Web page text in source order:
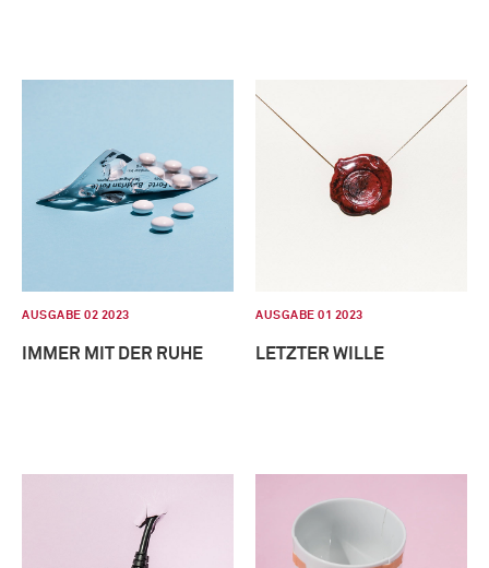
AUSGABE 02 2023
IMMER MIT DER RUHE
AUSGABE 01 2023
LETZTER WILLE